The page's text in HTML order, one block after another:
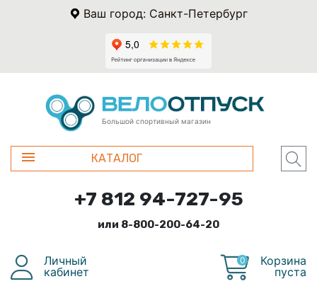
Ваш город: Санкт-Петербург
Большой спортивный магазин
КАТАЛОГ
+7 812 94-727-95
или 8-800-200-64-20
Личный
кабинет
0
Корзина
пуста